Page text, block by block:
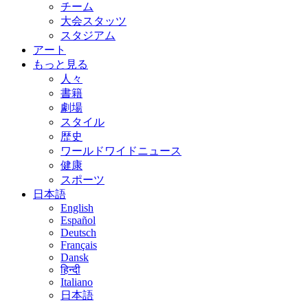
チーム
大会スタッツ
スタジアム
アート
もっと見る
人々
書籍
劇場
スタイル
歴史
ワールドワイドニュース
健康
スポーツ
日本語
English
Español
Deutsch
Français
Dansk
हिन्दी
Italiano
日本語